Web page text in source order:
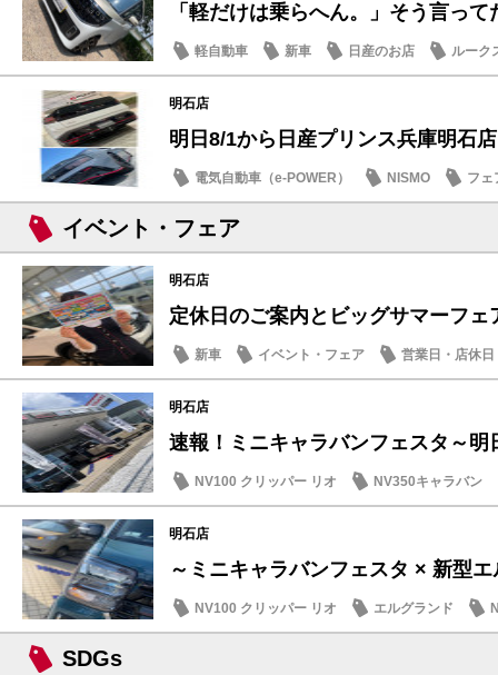
「軽だけは乗らへん。」そう言っ
軽自動車 新車 日産のお店 ルーク
明石店
明日8/1から日産プリンス兵庫明石
電気自動車（e-POWER） NISMO フェ
イベント・フェア
明石店
定休日のご案内とビッグサマーフェ
新車 イベント・フェア 営業日・店休日
明石店
速報！ミニキャラバンフェスタ～明
NV100 クリッパー リオ
NV350キャラバン
イベント・フェア
明石店
～ミニキャラバンフェスタ × 新型
NV100 クリッパー リオ エルグランド
イベント・フェア
SDGs